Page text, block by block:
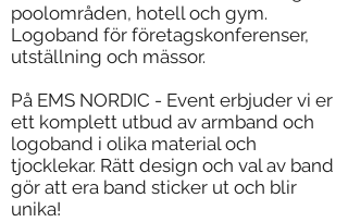
poolområden, hotell och gym.
Logoband för företagskonferenser,
utställning och mässor.
På EMS NORDIC - Event erbjuder vi er
ett komplett utbud av armband och
logoband i olika material och
tjocklekar. Rätt design och val av band
gör att era band sticker ut och blir
unika!